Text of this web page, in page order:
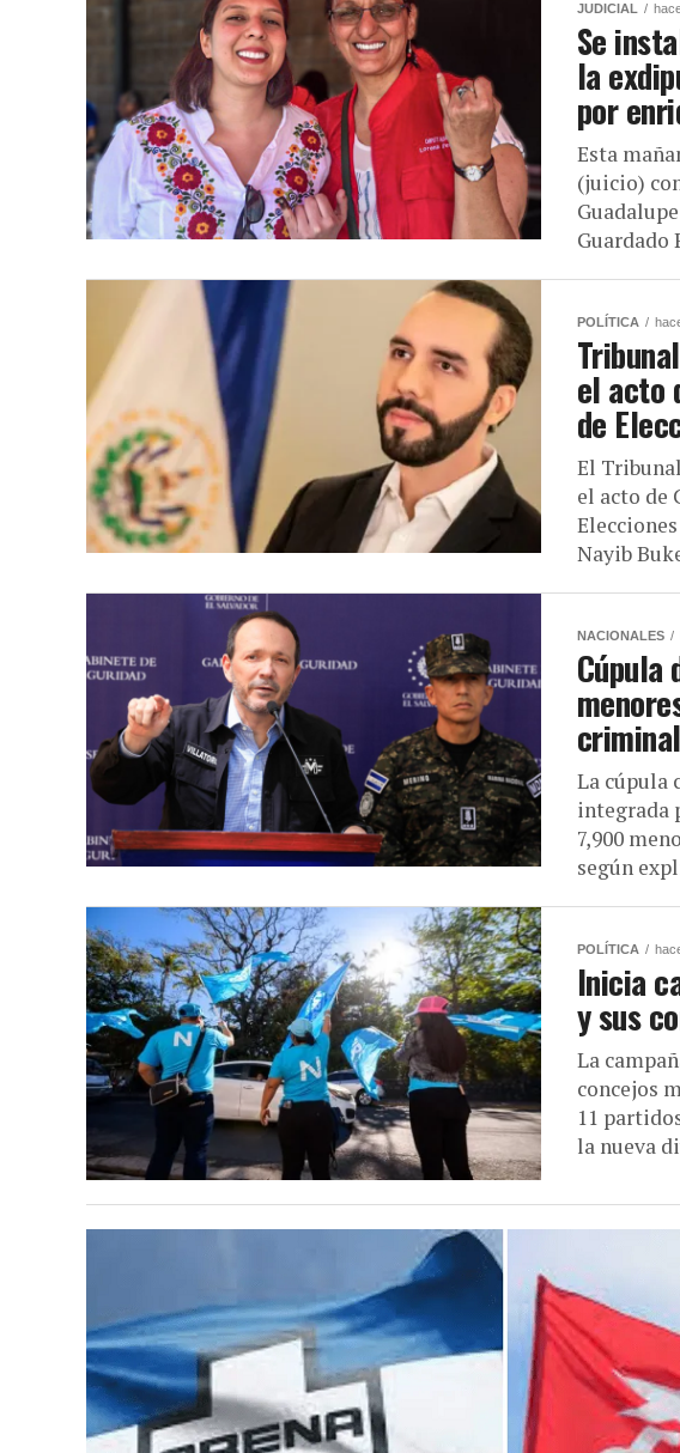
JUDICIAL
Se
la
por
Esta
(juicio)
Guardado
POLÍTICA
el acto
de
El
el acto de
Nayib
NACIONALES
Cúpula
La cúpula
integrada
7,900
según
POLÍTICA
Inicia
y sus
La
concejos
11
la nueva